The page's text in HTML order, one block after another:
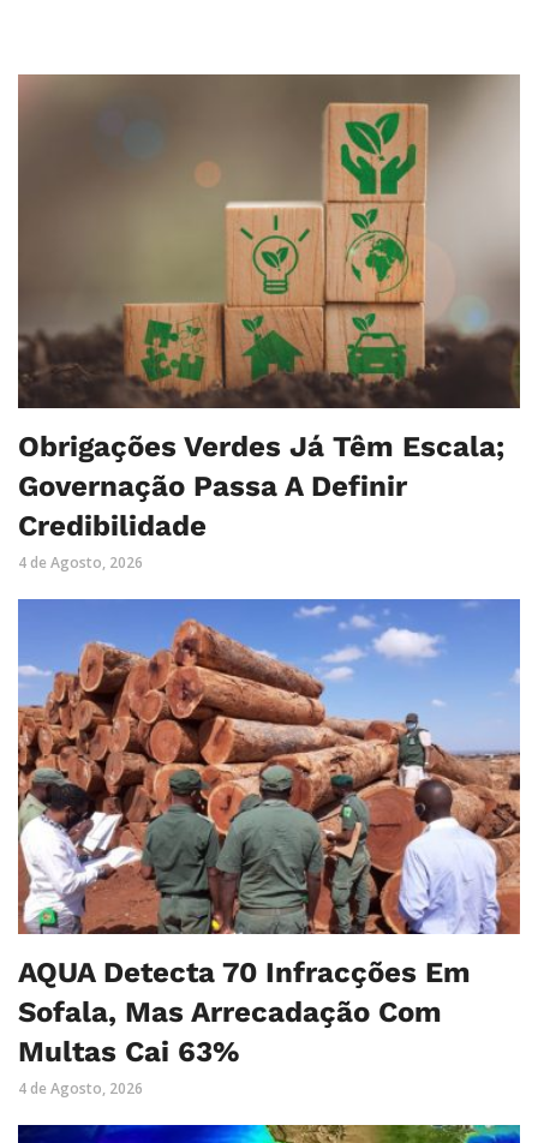
Obrigações Verdes Já Têm Escala;
Governação Passa A Definir
Credibilidade
4 de Agosto, 2026
AQUA Detecta 70 Infracções Em
Sofala, Mas Arrecadação Com
Multas Cai 63%
4 de Agosto, 2026